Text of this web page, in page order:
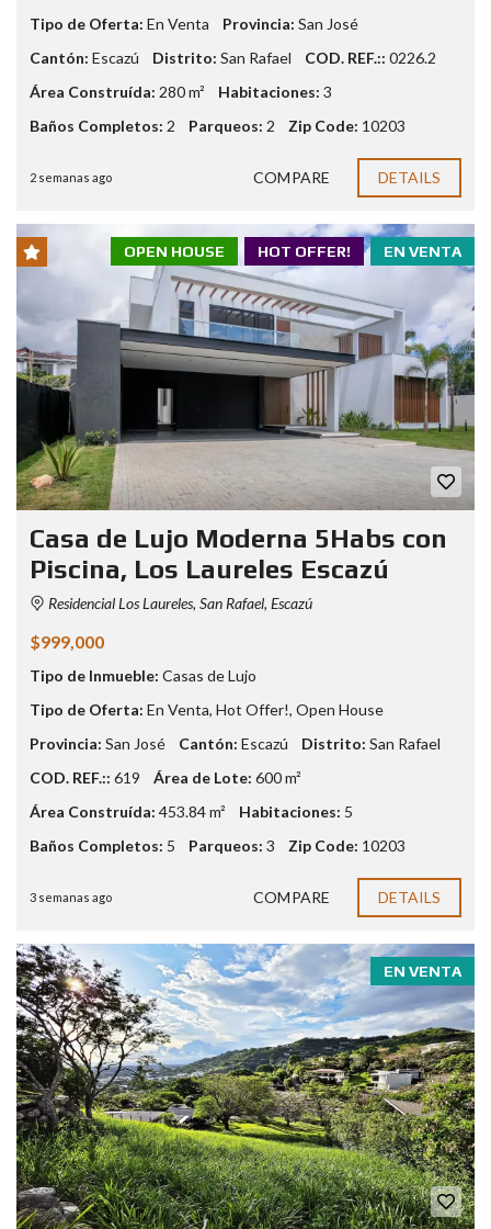
Tipo de Oferta: En Venta Provincia: San José
Cantón: Escazú Distrito: San Rafael COD. REF.:: 0226.2
Área Construída: 280 m² Habitaciones: 3
Baños Completos: 2 Parqueos: 2 Zip Code: 10203
2 semanas ago COMPARE DETAILS
EN VENTA
HOT OFFER!
OPEN HOUSE
Casa de Lujo Moderna 5Habs con
Piscina, Los Laureles Escazú
Residencial Los Laureles, San Rafael, Escazú
$999,000
Tipo de Inmueble: Casas de Lujo
Tipo de Oferta: En Venta, Hot Offer!, Open House
Provincia: San José Cantón: Escazú Distrito: San Rafael
COD. REF.:: 619 Área de Lote: 600 m²
Área Construída: 453.84 m² Habitaciones: 5
Baños Completos: 5 Parqueos: 3 Zip Code: 10203
3 semanas ago COMPARE DETAILS
EN VENTA